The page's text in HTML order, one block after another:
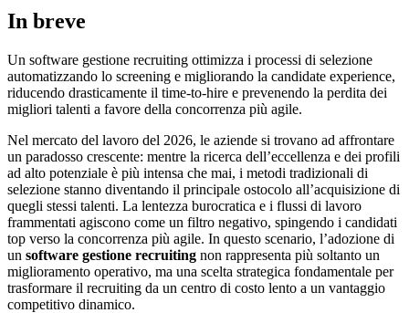
In breve
Un software gestione recruiting ottimizza i processi di selezione
automatizzando lo screening e migliorando la candidate experience,
riducendo drasticamente il time-to-hire e prevenendo la perdita dei
migliori talenti a favore della concorrenza più agile.
Nel mercato del lavoro del 2026, le aziende si trovano ad affrontare
un paradosso crescente: mentre la ricerca dell’eccellenza e dei profili
ad alto potenziale è più intensa che mai, i metodi tradizionali di
selezione stanno diventando il principale ostocolo all’acquisizione di
quegli stessi talenti. La lentezza burocratica e i flussi di lavoro
frammentati agiscono come un filtro negativo, spingendo i candidati
top verso la concorrenza più agile. In questo scenario, l’adozione di
un software gestione recruiting non rappresenta più soltanto un
miglioramento operativo, ma una scelta strategica fondamentale per
trasformare il recruiting da un centro di costo lento a un vantaggio
competitivo dinamico.